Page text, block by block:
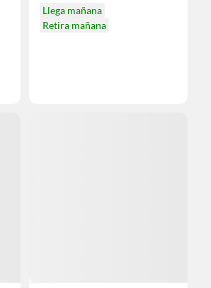
Llega mañana
Retira mañana